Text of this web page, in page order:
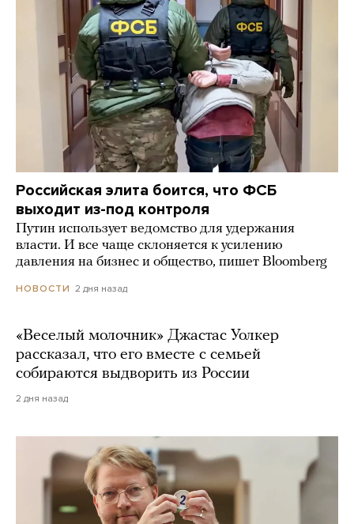
Российская элита боится, что ФСБ
выходит из-под контроля
Путин использует ведомство для удержания
власти. И все чаще склоняется к усилению
давления на бизнес и общество, пишет Bloomberg
НОВОСТИ 2 дня назад
«Веселый молочник» Джастас Уолкер
рассказал, что его вместе с семьей
собираются выдворить из России
2 дня назад